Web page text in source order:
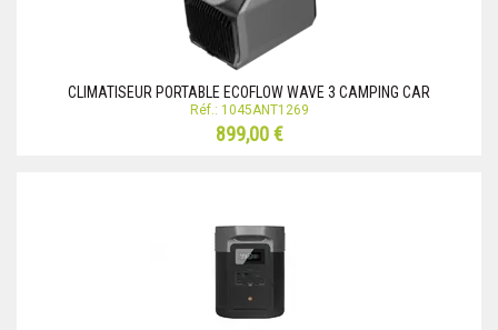
CLIMATISEUR PORTABLE ECOFLOW WAVE 3 CAMPING CAR
Réf.: 1045ANT1269
899,00 €